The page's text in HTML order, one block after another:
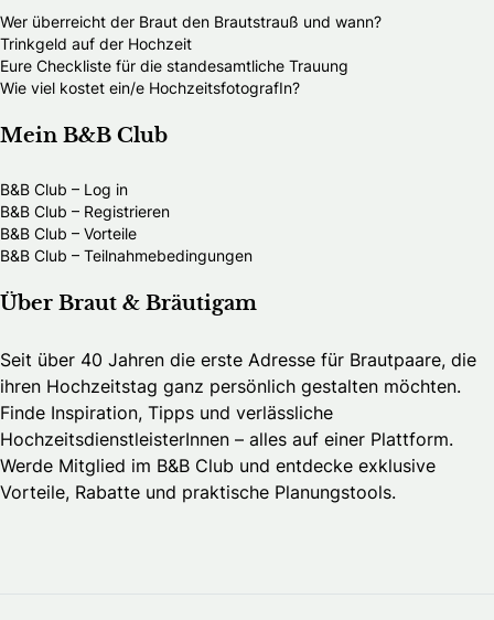
Wer überreicht der Braut den Brautstrauß und wann?
Trinkgeld auf der Hochzeit
Eure Checkliste für die standesamtliche Trauung
Wie viel kostet ein/e HochzeitsfotografIn?
Mein B&B Club
B&B Club – Log in
B&B Club – Registrieren
B&B Club – Vorteile
B&B Club – Teilnahmebedingungen
Über Braut & Bräutigam
Seit über 40 Jahren die erste Adresse für Brautpaare, die
ihren Hochzeitstag ganz persönlich gestalten möchten.
Finde Inspiration, Tipps und verlässliche
HochzeitsdienstleisterInnen – alles auf einer Plattform.
Werde Mitglied im B&B Club und entdecke exklusive
Vorteile, Rabatte und praktische Planungstools.